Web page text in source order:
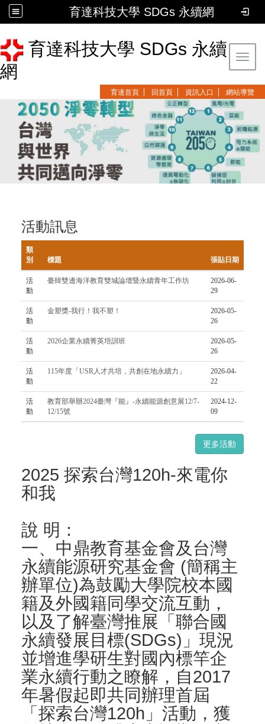
育達科技大學 SDGs 永續網
育達科技大學 SDGs 永續
網
育達首頁 回首頁 資訊入口 網站導覽
活動訊息
類
別
標題 張貼日期
活
動
臺韓雙邊海洋教育雙城論壇暨永續青年工作坊
2026-06-
29
活
動
金塑獎-我行！我不塑！
2026-05-
26
活
動
2026企業永續菁英培訓班
2026-05-
26
活
動
115年度「USR人才共培，共創在地永續力」
2026-04-
22
活
動
教育部舉辦2024臺灣『能』-永續能源創意展12/7-
12/15號
2024-12-
09
更多活動
2025 探索台灣120h-來電你
和我
說 明：
一、中鼎教育基金會及台灣
永續能源研究基金會 (簡稱主
辦單位)為鼓勵大學院校本國
籍及外國籍同學交流互動，
以及了解臺灣推展「聯合國
永續發展目標(SDGs)」現況
並增進學研生對國內標竿企
業永續行動之瞭解，自2017
年暑假起即共同辦理首屆
「探索台灣120h」活動，獲